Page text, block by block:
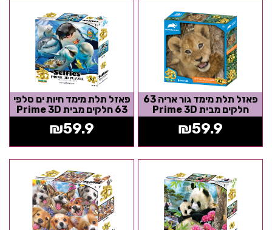
פאזל תלת מימד גור אריה 63
חלקים מבית Prime 3D
₪59.9
פאזל תלת מימד חיות ים סלפי
63 חלקים מבית Prime 3D
₪59.9